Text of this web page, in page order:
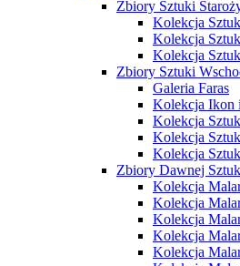
Zbiory Sztuki
Kolekcja
Kolekcja
Kolekcja
Zbiory Sztuki
Galeria Faras
Kolekcja Ikon
Kolekcja
Kolekcja
Kolekcja
Zbiory Dawnej
Kolekcja
Kolekcja
Kolekcja
Kolekcja
Kolekcja